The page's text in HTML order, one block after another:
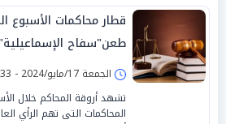
قطار محاكمات الأسبوع
طعن"سفاح
الجمعة 17/مايو/2024 - 06:33 م
تشهد أروقة المحاكم خلال
المحاكمات التى تهم الرأي